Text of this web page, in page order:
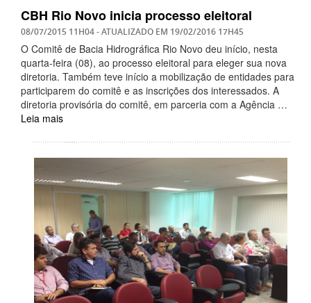
CBH Rio Novo inicia processo eleitoral
08/07/2015 11H04- ATUALIZADO EM 19/02/2016 17H45
O Comitê de Bacia Hidrográfica Rio Novo deu início, nesta
quarta-feira (08), ao processo eleitoral para eleger sua nova
diretoria. Também teve início a mobilização de entidades para
participarem do comitê e as inscrições dos interessados. A
diretoria provisória do comitê, em parceria com a Agência …
Leia mais